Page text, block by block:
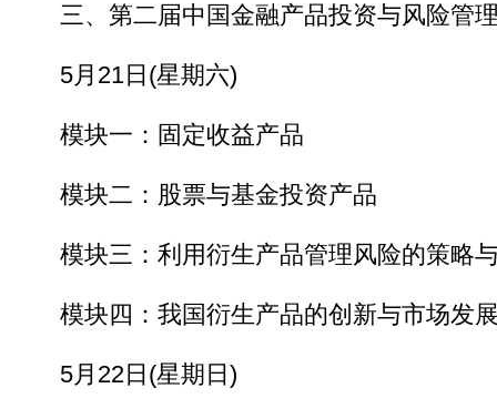
三、第二届中国金融产品投资与风险管
5月21日(星期六)
模块一：固定收益产品
模块二：股票与基金投资产品
模块三：利用衍生产品管理风险的策略
模块四：我国衍生产品的创新与市场发
5月22日(星期日)